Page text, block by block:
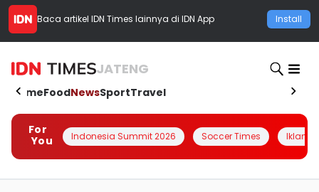
Baca artikel IDN Times lainnya di IDN App Install
JATENG
HomeFoodNewsSportTravel
For
You
Indonesia Summit 2026 Soccer Times Iklanin